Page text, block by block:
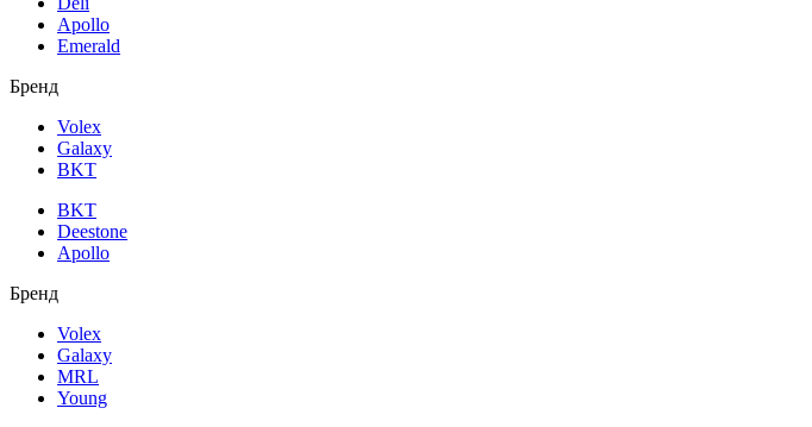
Apollo
Emerald
Бренд
Volex
Galaxy
BKT
BKT
Deestone
Apollo
Бренд
Volex
Galaxy
MRL
Young